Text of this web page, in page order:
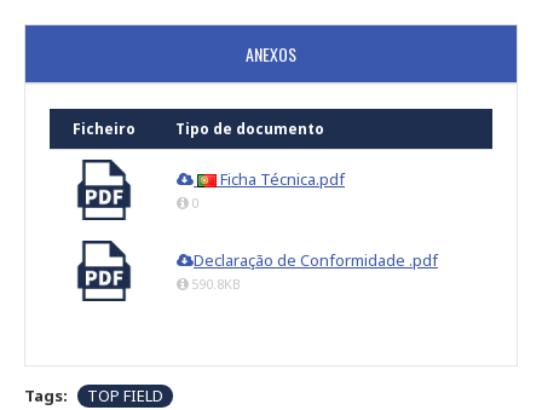
ANEXOS
Ficheiro Tipo de documento
Ficha Técnica.pdf
0
Declaração de Conformidade .pdf
590.8KB
Tags: TOP FIELD